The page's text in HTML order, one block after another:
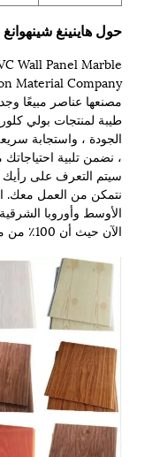
حول هاينينغ شينهوانغ
مصنعها عناصر مبيعًا
طيبة لمنتجات بولي
الجودة ، واستجابة
، نضمن تلبية
سيتم التعرف على
نتمكن من العمل معك.
الأوسط وأوروبا
الآن حيث أن 100٪ من منتجاتنا مخصصة للتصدير.